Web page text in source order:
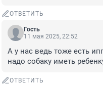
ОТВЕТИТЬ
Гость
11 мая 2025, 22:52
А у нас ведь тоже есть
надо собаку иметь
ОТВЕТИТЬ